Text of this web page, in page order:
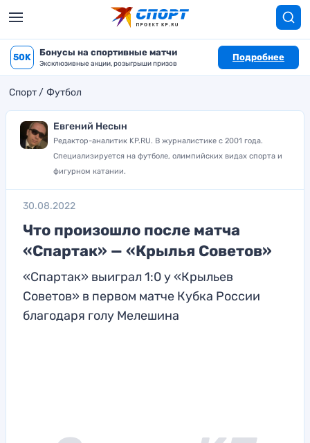
50K Бонусы на спортивные матчи
Эксклюзивные акции, розыгрыши призов
Подробнее
Спорт Футбол
Евгений Несын
Редактор-аналитик KP.RU. В журналистике с 2001 года.
Специализируется на футболе, олимпийских видах спорта и
фигурном катании.
30.08.2022
Что произошло после матча
«Спартак» — «Крылья Советов»
«Спартак» выиграл 1:0 у «Крыльев
Советов» в первом матче Кубка России
благодаря голу Мелешина